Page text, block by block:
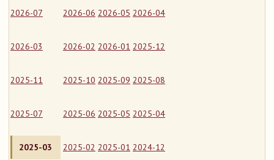
2026-07 2026-06 2026-05 2026-04
2026-03 2026-02 2026-01 2025-12
2025-11 2025-10 2025-09 2025-08
2025-07 2025-06 2025-05 2025-04
2025-03 2025-02 2025-01 2024-12